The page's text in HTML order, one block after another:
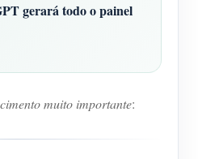
de aquecedor FV
energia da fábrica
gerará todo o painel
muito importante: